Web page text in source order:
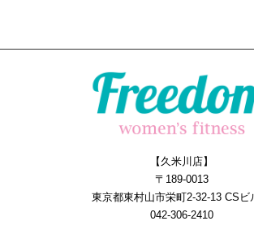
【久米川店】
〒189-0013
東京都東村山市栄町2-32-13 CSビ
042-306-2410